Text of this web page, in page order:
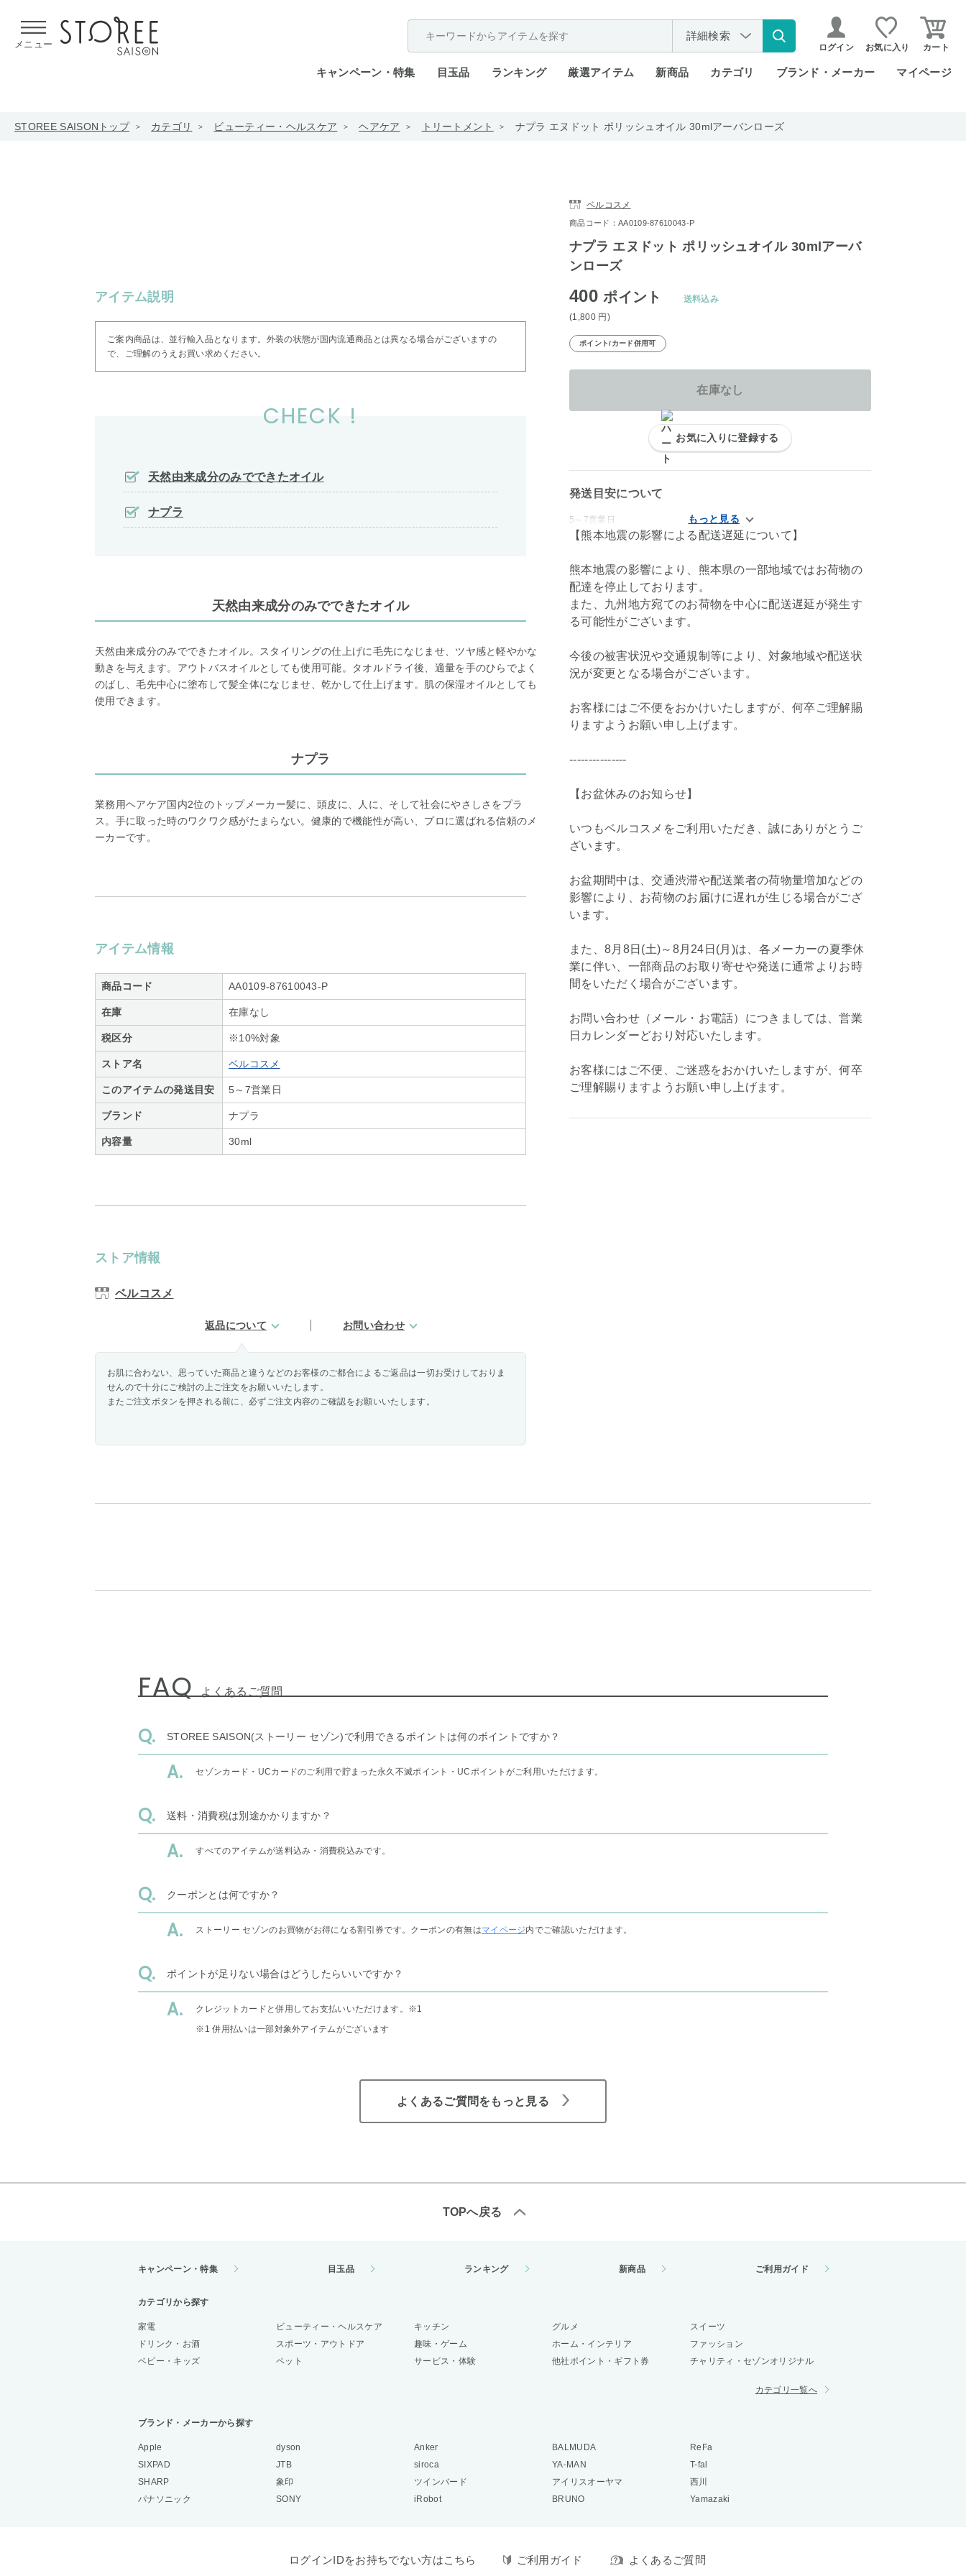
メニュー
詳細検索
ログイン お気に入り カート
キャンペーン・特集 目玉品 ランキング 厳選アイテム 新商品 カテゴリ ブランド・メーカー マイページ
STOREE SAISONトップ カテゴリ ビューティー・ヘルスケア ヘアケア トリートメント ナプラ エヌドット ポリッシュオイル 30mlアーバンローズ
アイテム説明
ご案内商品は、並行輸入品となります。外装の状態が国内流通商品とは異なる場合がございますの
で、ご理解のうえお買い求めください。
CHECK !
天然由来成分のみでできたオイル
ナプラ
天然由来成分のみでできたオイル
天然由来成分のみでできたオイル。スタイリングの仕上げに毛先になじませ、ツヤ感と軽やかな
動きを与えます。アウトバスオイルとしても使用可能。タオルドライ後、適量を手のひらでよく
のばし、毛先中心に塗布して髪全体になじませ、乾かして仕上げます。肌の保湿オイルとしても
使用できます。
ナプラ
業務用ヘアケア国内2位のトップメーカー髪に、頭皮に、人に、そして社会にやさしさをプラ
ス。手に取った時のワクワク感がたまらない。健康的で機能性が高い、プロに選ばれる信頼のメ
ーカーです。
アイテム情報
商品コード AA0109-87610043-P
在庫 在庫なし
税区分 ※10%対象
ストア名 ベルコスメ
このアイテムの発送目安 5～7営業日
ブランド ナプラ
内容量 30ml
ストア情報
ベルコスメ
返品について お問い合わせ
お肌に合わない、思っていた商品と違うなどのお客様のご都合によるご返品は一切お受けしておりま
せんので十分にご検討の上ご注文をお願いいたします。
またご注文ボタンを押される前に、必ずご注文内容のご確認をお願いいたします。
ベルコスメ
商品コード：AA0109-87610043-P
ナプラ エヌドット ポリッシュオイル 30mlアーバ
ンローズ
400ポイント
(1,800 円 )
送料込み
ポイント/カード併用可
在庫なし
お気に入りに登録する
発送目安について
5～7営業日
【熊本地震の影響による配送遅延について】
熊本地震の影響により、熊本県の一部地域ではお荷物の
配達を停止しております。
また、九州地方宛てのお荷物を中心に配送遅延が発生す
る可能性がございます。
今後の被害状況や交通規制等により、対象地域や配送状
況が変更となる場合がございます。
お客様にはご不便をおかけいたしますが、何卒ご理解賜
りますようお願い申し上げます。
---------------
【お盆休みのお知らせ】
いつもベルコスメをご利用いただき、誠にありがとうご
ざいます。
お盆期間中は、交通渋滞や配送業者の荷物量増加などの
影響により、お荷物のお届けに遅れが生じる場合がござ
います。
また、8月8日(土)～8月24日(月)は、各メーカーの夏季休
業に伴い、一部商品のお取り寄せや発送に通常よりお時
間をいただく場合がございます。
お問い合わせ（メール・お電話）につきましては、営業
日カレンダーどおり対応いたします。
お客様にはご不便、ご迷惑をおかけいたしますが、何卒
ご理解賜りますようお願い申し上げます。
FAQ よくあるご質問
STOREE SAISON(ストーリー セゾン)で利用できるポイントは何のポイントですか？
セゾンカード・UCカードのご利用で貯まった永久不滅ポイント・UCポイントがご利用いただけます。
送料・消費税は別途かかりますか？
すべてのアイテムが送料込み・消費税込みです。
クーポンとは何ですか？
ストーリー セゾンのお買物がお得になる割引券です。クーポンの有無はマイページ内でご確認いただけます。
ポイントが足りない場合はどうしたらいいですか？
クレジットカードと併用してお支払いいただけます。 ※1
※1 併用払いは一部対象外アイテムがございます
よくあるご質問をもっと見る
TOPへ戻る
キャンペーン・特集 目玉品 ランキング 新商品 ご利用ガイド
カテゴリから探す
家電 ビューティー・ヘルスケア キッチン グルメ
スイーツ
ドリンク・お酒
スポーツ・アウトドア 趣味・ゲーム ホーム・インテリア
ファッション
ベビー・キッズ
ペット サービス・体験 他社ポイント・ギフト券 チャリティ・セゾンオリジナル
カテゴリ一覧へ
ブランド・メーカーから探す
Apple dyson Anker BALMUDA
ReFa
SIXPAD
JTB siroca YA-MAN
T-fal
SHARP
象印 ツインバード アイリスオーヤマ
西川
パナソニック
SONY iRobot BRUNO Yamazaki
ログインIDをお持ちでない方はこちら ご利用ガイド よくあるご質問